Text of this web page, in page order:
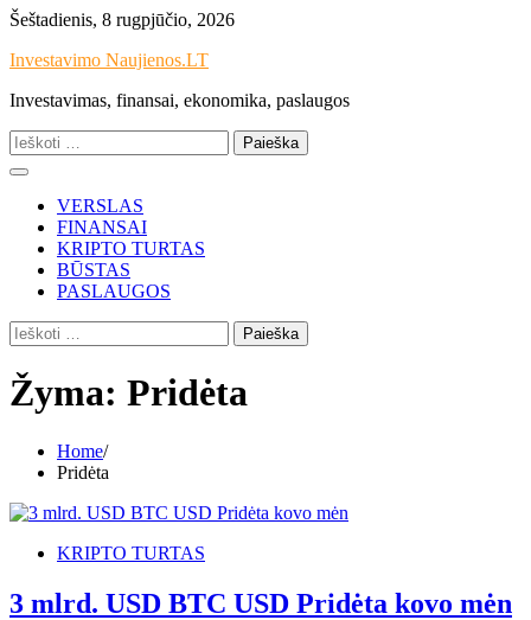
Skip
content
Šeštadienis, 8 rugpjūčio, 2026
Investavimo Naujienos.LT
Investavimas, finansai, ekonomika, paslaugos
Ieškoti:
VERSLAS
FINANSAI
KRIPTO TURTAS
BŪSTAS
PASLAUGOS
Ieškoti:
Žyma: Pridėta
Home
Pridėta
KRIPTO TURTAS
3 mlrd. USD BTC USD Pridėta kovo mėn